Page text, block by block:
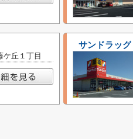
ケ丘１丁目
サンドラッグ